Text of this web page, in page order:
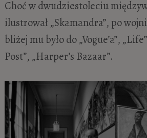
Choć w dwudziestoleciu
ilustrował „Skamandra”, po
bliżej mu było do „Vogue’a”,
Post”, „Harper’s Bazaar”.